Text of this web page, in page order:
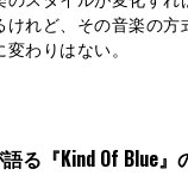
れど、その音楽の方
わりはない。
る『Kind Of Blue』